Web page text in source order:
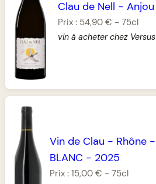
Clau de Nell -Anjou
Prix : 54,90 € -75cl
vin à acheter chez Versus
Vin de Clau - Rhône-
BLANC - 2025
Prix : 15,00 € - 75cl